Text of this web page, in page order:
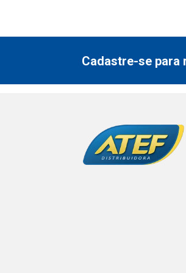
Cadastre-se para